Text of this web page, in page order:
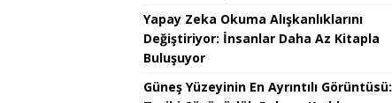
Yapay Zeka Okuma Alışkanlıklarını
Değiştiriyor: İnsanlar Daha Az Kitapla
Buluşuyor
Güneş Yüzeyinin En Ayrıntılı Görüntüsü: